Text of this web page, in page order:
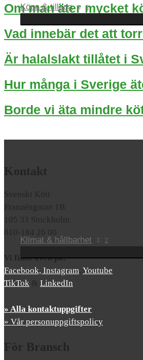
Köpa & tillaga
Klimat & hållbarhet
Om man äter mycket
Vad innebär det att
Är halalslakt tillåtet i
Hur många i Sverige
Borde vi äta mindre
Kontakt
Svenskt Kött
Franzéngatan 1B
105 33 Stockholm
010-184 26 00
Vi finns även på:
Facebook, Instagram, Youtube
TikTok & LinkedIn
» Alla kontaktuppgifter
» Vår personuppgiftspolicy
För Bransch